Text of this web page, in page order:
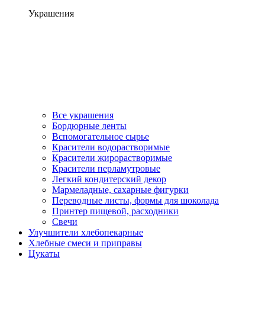
Украшения
Все украшения
Бордюрные ленты
Вспомогательное сырье
Красители водорастворимые
Красители жирорастворимые
Красители перламутровые
Легкий кондитерский декор
Мармеладные, сахарные фигурки
Переводные листы, формы для шоколада
Принтер пищевой, расходники
Свечи
Улучшители хлебопекарные
Хлебные смеси и приправы
Цукаты